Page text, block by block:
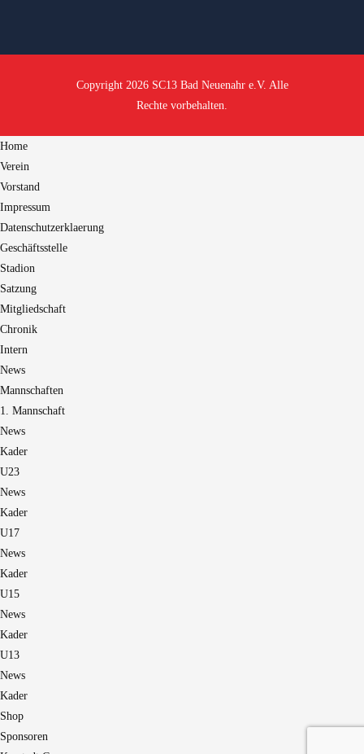
Copyright 2026 SC13 Bad Neuenahr e.V. Alle
Rechte vorbehalten.
Home
Verein
Vorstand
Impressum
Datenschutzerklaerung
Geschäftsstelle
Stadion
Satzung
Mitgliedschaft
Chronik
Intern
News
Mannschaften
1. Mannschaft
News
Kader
U23
News
Kader
U17
News
Kader
U15
News
Kader
U13
News
Kader
Shop
Sponsoren